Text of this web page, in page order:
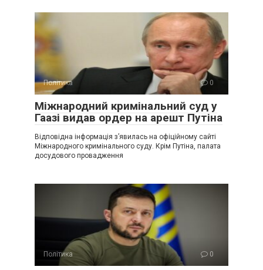
Політика 0
Міжнародний кримінальний суд у
Гаазі видав ордер на арешт Путіна
Відповідна інформація з’явилась на офіційному сайті
Міжнародного кримінального суду. Крім Путіна, палата
досудового провадження
Політика 0